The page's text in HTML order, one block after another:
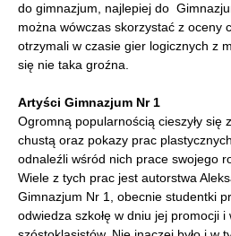
do gimnazjum, najlepiej do
można wówczas skorzystać z oceny
otrzymali w czasie gier logicznych z
się nie taka groźna.
Artyści Gimnazjum Nr 1
Ogromną popularnością cieszyły się
chustą oraz pokazy prac
odnaleźli wśród nich prace swojego
Wiele z tych prac jest autorstwa
Gimnazjum Nr 1, obecnie studentki
odwiedza szkołę w dniu jej promocji